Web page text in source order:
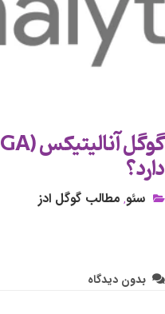
دارد؟
سئو, مطالب گوگل ادز
بدون دیدگاه